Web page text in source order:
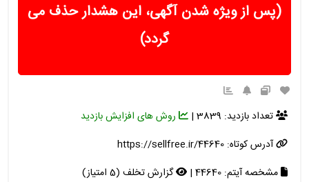
(پس از ویژه شدن آگهی، این هشدار حذف می
گردد)
تعداد بازدید: 3839 |
روش های افزایش بازدید
آدرس کوتاه:https://sellfree.ir/44640
مشخصه آیتم: 44640 |
گزارش تخلف (5 امتیاز)